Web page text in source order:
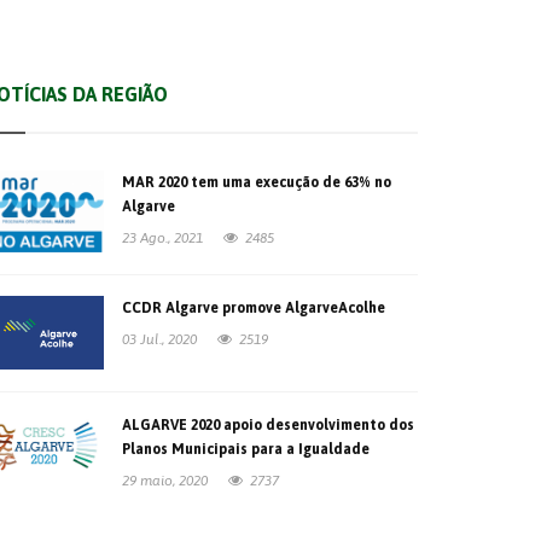
DA REGIÃO
MAR 2020 tem uma execução de 63% no
Algarve
23 Ago., 2021
2485
CCDR Algarve promove AlgarveAcolhe
03 Jul., 2020
2519
ALGARVE 2020 apoio desenvolvimento dos
Planos Municipais para a Igualdade
29 maio, 2020
2737